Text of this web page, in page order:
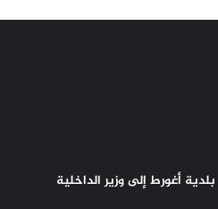
أغورط إلى وزير الداخلية